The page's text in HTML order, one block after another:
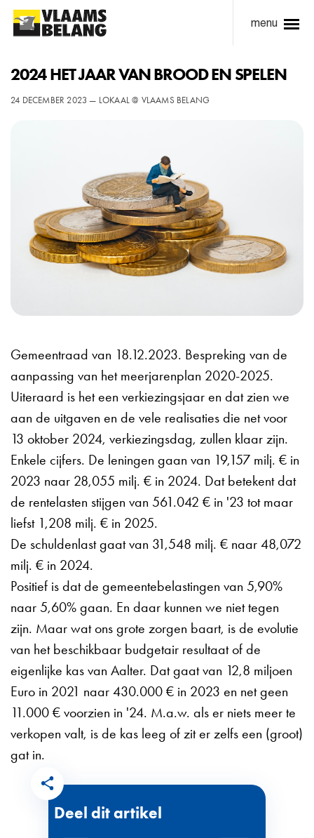
menu
2024 HET JAAR VAN BROOD EN SPELEN
24 DECEMBER 2023 — LOKAAL @ VLAAMS BELANG
Gemeentraad van 18.12.2023. Bespreking van de
aanpassing van het meerjarenplan 2020-2025.
Uiteraard is het een verkiezingsjaar en dat zien we
aan de uitgaven en de vele realisaties die net voor
13 oktober 2024, verkiezingsdag, zullen klaar zijn.
Enkele cijfers. De leningen gaan van 19,157 milj. € in
2023 naar 28,055 milj. € in 2024. Dat betekent dat
de rentelasten stijgen van 561.042 € in '23 tot maar
liefst 1,208 milj. € in 2025.
De schuldenlast gaat van 31,548 milj. € naar 48,072
milj. € in 2024.
Positief is dat de gemeentebelastingen van 5,90%
naar 5,60% gaan. En daar kunnen we niet tegen
zijn. Maar wat ons grote zorgen baart, is de evolutie
van het beschikbaar budgetair resultaat of de
eigenlijke kas van Aalter. Dat gaat van 12,8 miljoen
Euro in 2021 naar 430.000 € in 2023 en net geen
11.000 € voorzien in '24. M.a.w. als er niets meer te
verkopen valt, is de kas leeg of zit er zelfs een (groot)
gat in.
Deel dit artikel